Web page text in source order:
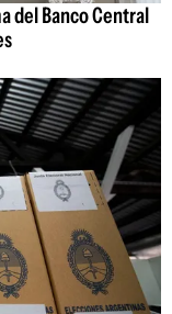
del Banco Central